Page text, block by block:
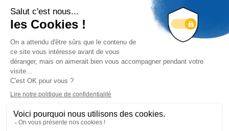
32 rue de Mogador
75 009 Paris
Espace Presse
Trouver un
professionnel
Nous suivre